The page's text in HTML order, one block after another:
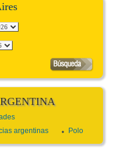
argentinas Polo